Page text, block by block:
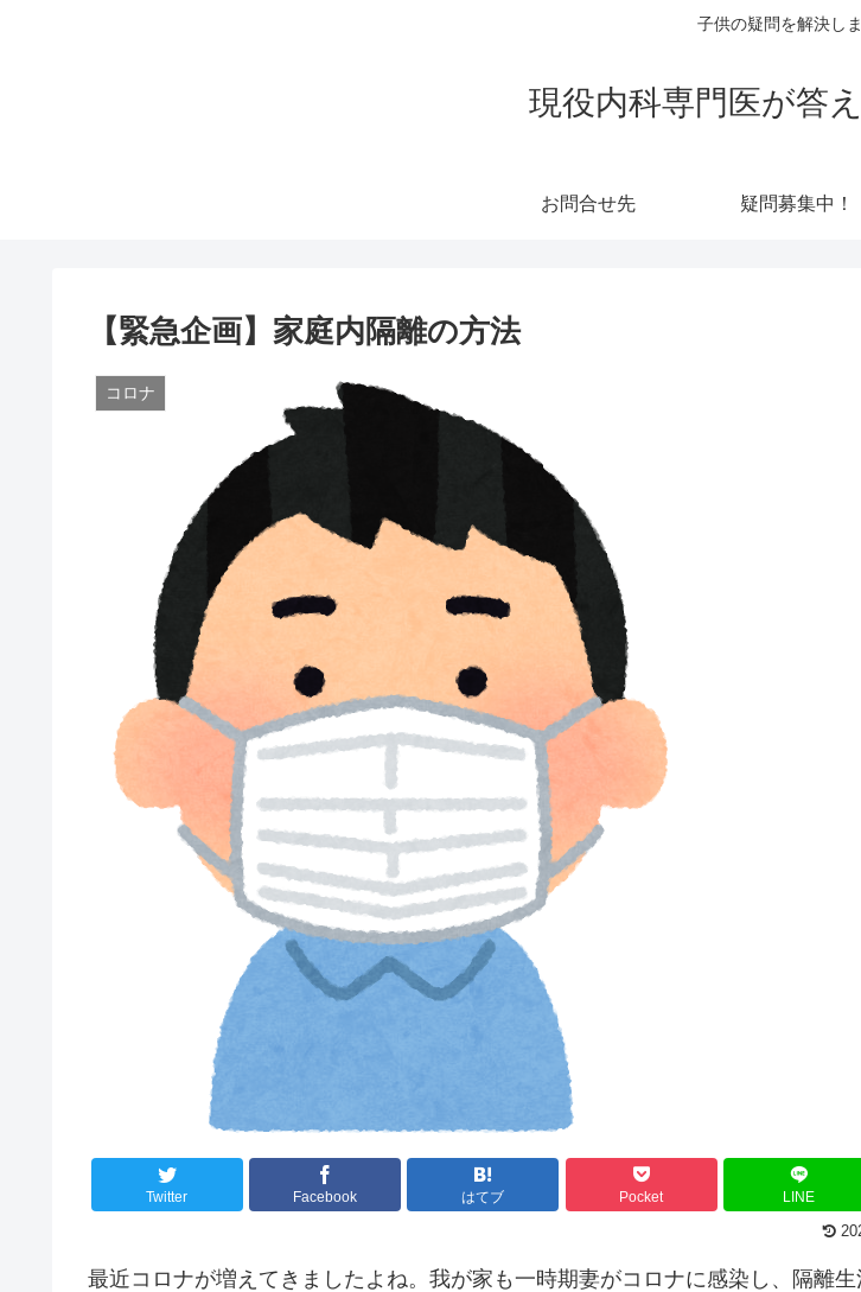
子供の疑問を解決しま
現役内科専門医が答
お問合せ先 疑問募集中！
【緊急企画】家庭内隔離の方法
コロナ
Twitter Facebook はてブ Pocket LINE
最近コロナが増えてきましたよね。我が家も一時期妻がコロナに感染し、隔離